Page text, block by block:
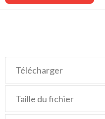
Télécharger
Taille du fichier